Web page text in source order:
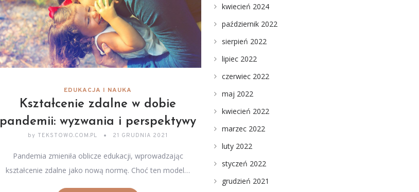
EDUKACJA I NAUKA
Kształcenie zdalne w dobie
pandemii: wyzwania i perspektywy
by TEKSTOWO.COM.PL 21 GRUDNIA 2021
Pandemia zmieniła oblicze edukacji, wprowadzając
kształcenie zdalne jako nową normę. Choć ten model…
kwiecień 2024
październik 2022
sierpień 2022
lipiec 2022
czerwiec 2022
maj 2022
kwiecień 2022
marzec 2022
luty 2022
styczeń 2022
grudzień 2021